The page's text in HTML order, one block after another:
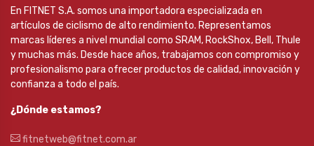
En FITNET S.A. somos una importadora especializada en
artículos de ciclismo de alto rendimiento. Representamos
marcas líderes a nivel mundial como SRAM, RockShox, Bell, Thule
y muchas más. Desde hace años, trabajamos con compromiso y
profesionalismo para ofrecer productos de calidad, innovación y
confianza a todo el país.
¿Dónde estamos?
fitnetweb@fitnet.com.ar